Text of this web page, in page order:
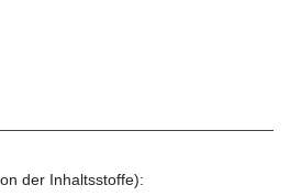
der Inhaltsstoffe):